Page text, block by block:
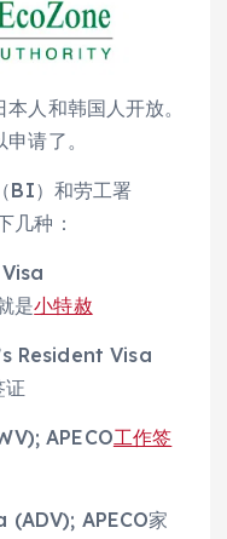
人和韩国人开放。
请了。
BI）和劳工署
几种：
是小特赦
Resident Visa
证
APECO工作签
(ADV); APECO家